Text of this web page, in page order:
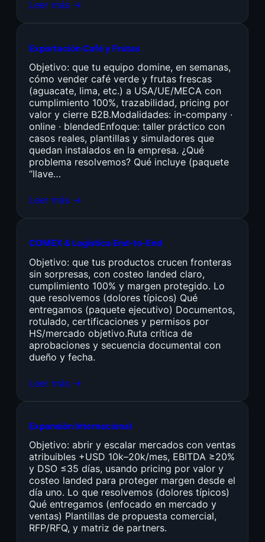
Leer más →
Exportación Café y Frutas
Objetivo: que tu equipo domine, en semanas,
cómo vender café verde y frutas frescas
(aguacate, lima, etc.) a USA/UE/MECA con
cumplimiento 100%, trazabilidad, pricing por
valor y cierre B2B.Modalidades: in-company ·
online · blendedEnfoque: taller práctico con
casos reales, plantillas y simuladores que
quedan instalados en la empresa. ¿Qué
problema resolvemos? Qué incluye (paquete
“llave…
Leer más →
COMEX & Logística End-to-End
Objetivo: que tus productos crucen fronteras
sin sorpresas, con costeo landed claro,
cumplimiento 100% y margen protegido. Lo
que resolvemos (dolores típicos) Qué
entregamos (paquete ejecutivo) Documentos,
rotulado, certificaciones y permisos por
HS/mercado objetivo.Ruta crítica de
aprobaciones y secuencia documental con
dueño y fecha.
Leer más →
Expansión Internacional
Objetivo: abrir y escalar mercados con ventas
atribuibles +USD 10k–20k/mes, EBITDA ≥20%
y DSO ≤35 días, usando pricing por valor y
costeo landed para proteger margen desde el
día uno. Lo que resolvemos (dolores típicos)
Qué entregamos (enfocado en mercado y
ventas) Plantillas de propuesta comercial,
RFP/RFQ, y matriz de partners.